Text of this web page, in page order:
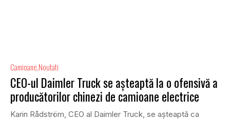
Camioane Noutati
CEO-ul Daimler Truck se așteaptă la o ofensivă a
producătorilor chinezi de camioane electrice
Karin Rådström, CEO al Daimler Truck, se așteaptă ca